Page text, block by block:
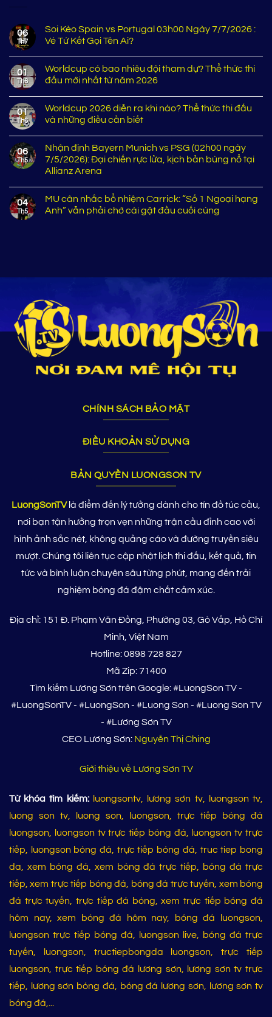
06
Th7
Soi Kèo Spain vs Portugal 03h00 Ngày 7/7/2026 :
Vé Tứ Kết Gọi Tên Ai?
01
Th6
Worldcup có bao nhiêu đội tham dự? Thể thức thi
đấu mới nhất từ năm 2026
01
Th6
Worldcup 2026 diễn ra khi nào? Thể thức thi đấu
và những điều cần biết
06
Th5
Nhận định Bayern Munich vs PSG (02h00 ngày
7/5/2026): Đại chiến rực lửa, kịch bản bùng nổ tại
Allianz Arena
04
Th5
MU cân nhắc bổ nhiệm Carrick: “Số 1 Ngoại hạng
Anh” vẫn phải chờ cái gật đầu cuối cùng
CHÍNH SÁCH BẢO MẬT
ĐIỀU KHOẢN SỬ DỤNG
BẢN QUYỀN LUONGSON TV
LuongSonTVlà điểm đến lý tưởng dành cho tín đồ túc cầu,
nơi bạn tận hưởng trọn vẹn những trận cầu đỉnh cao với
hình ảnh sắc nét, không quảng cáo và đường truyền siêu
mượt. Chúng tôi liên tục cập nhật lịch thi đấu, kết quả, tin
tức và bình luận chuyên sâu từng phút, mang đến trải
nghiệm bóng đá đậm chất cảm xúc.
Địa chỉ: 151 Đ. Phạm Văn Đồng, Phường 03, Gò Vấp, Hồ Chí
Minh, Việt Nam
Hotline: 0898 728 827
Mã Zip: 71400
Tìm kiếm Lương Sơn trên Google: #LuongSon TV -
#LuongSonTV - #LuongSon - #Luong Son - #Luong Son TV
- #Lương Sơn TV
CEO Lương Sơn: Nguyễn Thị Ching
Giới thiệu về Lương Sơn TV
Từ khóa tìm kiếm:
luongsontv, lương sơn tv, luongson tv,
luong son tv, luong son, luongson, trực tiếp bóng đá
luongson, luongson tv trực tiếp bóng đá, luongson tv trực
tiếp, luongson bóng đá, trực tiếp bóng đá, truc tiep bong
da, xem bóng đá, xem bóng đá trực tiếp, bóng đá trực
tiếp, xem trực tiếp bóng đá, bóng đá trực tuyến, xem bóng
đá trực tuyến, trực tiếp đá bóng, xem trực tiếp bóng đá
hôm nay, xem bóng đá hôm nay, bóng đá luongson,
luongson trực tiếp bóng đá, luongson live, bóng đá trực
tuyến, luongson, tructiepbongda luongson, trực tiếp
luongson, trực tiếp bóng đá lương sơn, lương sơn tv trực
tiếp, lương sơn bóng đá, bóng đá lương sơn, lương sơn tv
bóng đá,...